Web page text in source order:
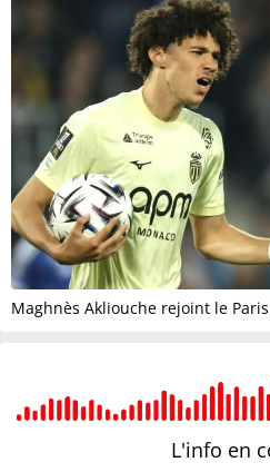
Maghnès Akliouche rejoint le
L'info en